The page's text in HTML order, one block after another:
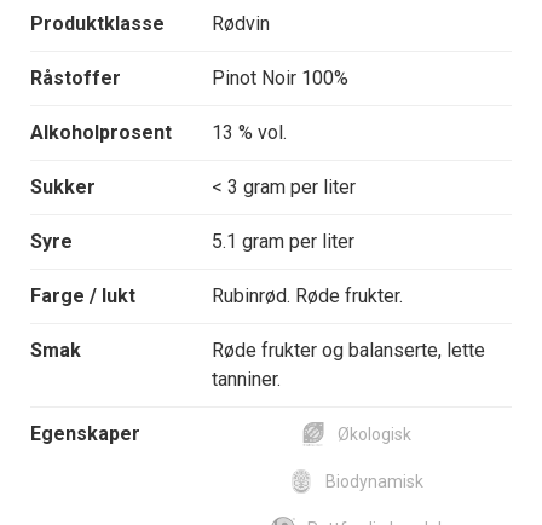
Produktklasse Rødvin
Råstoffer Pinot Noir 100%
Alkoholprosent 13 % vol.
Sukker < 3 gram per liter
Syre 5.1 gram per liter
Farge / lukt Rubinrød. Røde frukter.
Smak
Røde frukter og balanserte, lette
tanniner.
Egenskaper Økologisk
Biodynamisk